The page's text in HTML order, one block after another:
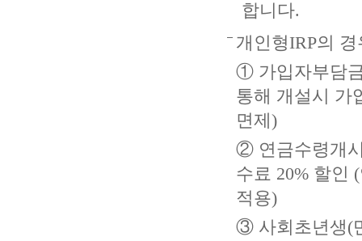
합니다.
개인형IRP의
① 가입자부담
통해 개설시 가
면제)
② 연금수령개
수료 20% 할인
적용)
③ 사회초년생(